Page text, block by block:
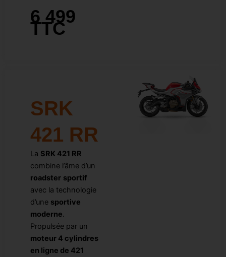
6 499
TTC
SRK
421 RR
La SRK 421 RR
combine l’âme d’un
roadster sportif
avec la technologie
d’une sportive
moderne.
Propulsée par un
moteur 4 cylindres
en ligne de 421